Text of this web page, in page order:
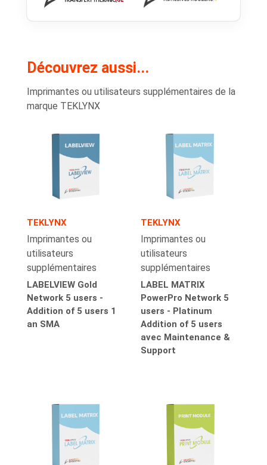
Découvrez aussi...
Imprimantes ou utilisateurs supplémentaires de la
marque TEKLYNX
TEKLYNX
Imprimantes ou
utilisateurs
supplémentaires
LABELVIEW Gold
Network 5 users -
Addition of 5 users 1
an SMA
TEKLYNX
Imprimantes ou
utilisateurs
supplémentaires
LABEL MATRIX
PowerPro Network 5
users - Platinum
Addition of 5 users
avec Maintenance &
Support